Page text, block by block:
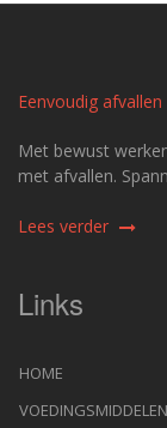
Eenvoudig afvallen
Met bewust
met afvallen.
Lees verder
Links
HOME
VOEDINGSMIDDELEN